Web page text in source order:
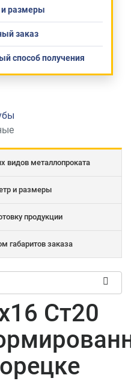
и размеры
заказ
способ получения
видов металлопроката
и размеры
продукции
габаритов заказа
Ст20